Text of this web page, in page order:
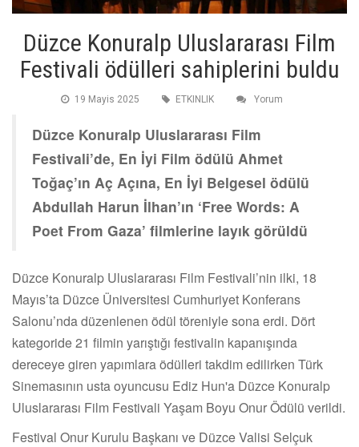
Düzce Konuralp Uluslararası Film
Festivali ödülleri sahiplerini buldu
19 Mayis 2025 ETKINLIK Yorum
Düzce Konuralp Uluslararası Film
Festivali’de, En İyi Film ödülü Ahmet
Toğaç’ın Aç Açına, En İyi Belgesel ödülü
Abdullah Harun İlhan’ın ‘Free Words: A
Poet From Gaza’ filmlerine layık görüldü
Düzce Konuralp Uluslararası Film Festivali’nin ilki, 18
Mayıs’ta Düzce Üniversitesi Cumhuriyet Konferans
Salonu’nda düzenlenen ödül töreniyle sona erdi. Dört
kategoride 21 filmin yarıştığı festivalin kapanışında
dereceye giren yapımlara ödülleri takdim edilirken Türk
Sinemasının usta oyuncusu Ediz Hun'a Düzce Konuralp
Uluslararası Film Festivali Yaşam Boyu Onur Ödülü verildi.
Festival Onur Kurulu Başkanı ve Düzce Valisi Selçuk